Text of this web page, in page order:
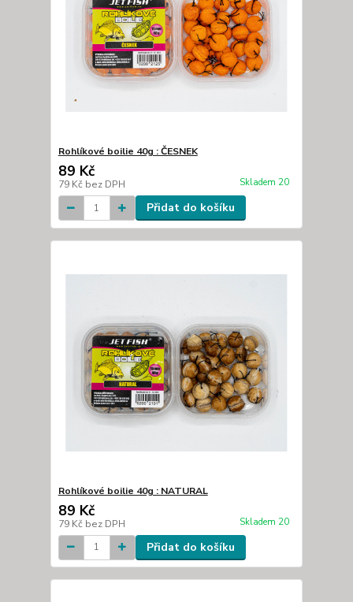
Rohlíkové boilie 40g : ČESNEK
89 Kč
79 Kč bez DPH Skladem 20
Přidat do košíku
Rohlíkové boilie 40g : NATURAL
89 Kč
79 Kč bez DPH Skladem 20
Přidat do košíku